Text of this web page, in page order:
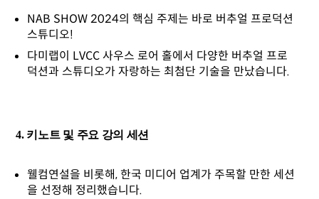
NAB SHOW 2024의 핵심 주제는 바로 버추얼 프로덕션
스튜디오!
다미랩이 LVCC 사우스 로어 홀에서 다양한 버추얼 프로
덕션과 스튜디오가 자랑하는 최첨단 기술을 만났습니다.
4. 키노트 및 주요 강의 세션
웰컴연설을 비롯해, 한국 미디어 업계가 주목할 만한 세션
을 선정해 정리했습니다.